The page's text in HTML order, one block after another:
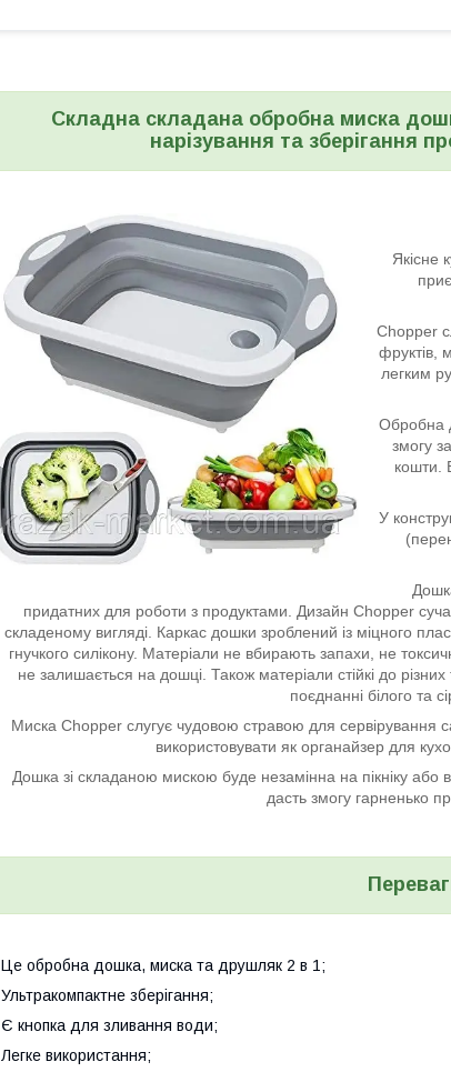
Складна складана обробна миска
нарізування та зберігання
Якісне
Chopper
фруктів,
легким
Обробна
змогу
кошти.
У
придатних для роботи з продуктами. Дизайн Chopper
складеному вигляді. Каркас дошки зроблений із міцного
гнучкого силікону. Матеріали не вбирають запахи, не
не залишається на дошці. Також матеріали стійкі до
поєднанні білого та
Миска Chopper слугує чудовою стравою для сервірування
використовувати як органайзер для
Дошка зі складаною мискою буде незамінна на пікніку або
дасть змогу гарненько
Це обробна дошка, миска та друшляк 2 в 1;
Ультракомпактне зберігання;
Є кнопка для зливання води;
Легке використання;